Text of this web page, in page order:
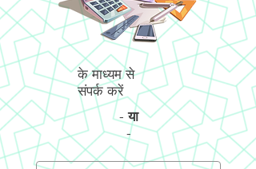
के माध्यम से
संपर्क करें
-या
-